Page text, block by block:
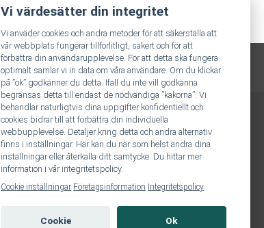
Vi värdesätter din integritet
Vi anväder cookies och andra metoder för att säkerställa att
vår webbplats fungerar tillförlitligt, säkert och för att
förbättra din användarupplevelse. För att detta ska fungera
optimalt samlar vi in data om våra användare. Om du klickar
på ”ok” godkänner du detta. Ifall du inte vill godkänna
begränsas detta till endast de nödvändiga ”kakorna”. Vi
behandlar naturligtvis dina uppgifter konfidentiellt och
cookies bidrar till att förbättra din individuella
webbupplevelse. Detaljer kring detta och andra alternativ
finns i inställningar. Här kan du när som helst ändra dina
inställningar eller återkalla ditt samtycke. Du hittar mer
information i vår integritetspolicy.
Cookie inställningar Företagsinformation Integritetspolicy
Ok
Cookie